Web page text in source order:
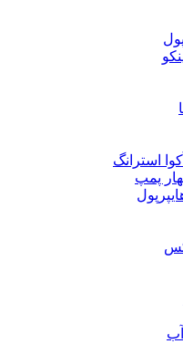
استرانگ
پمپ